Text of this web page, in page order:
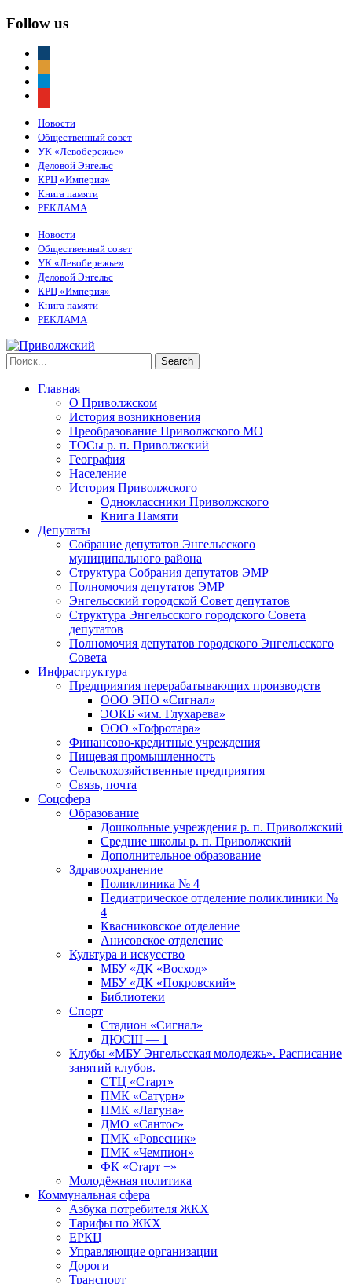
Follow us
Новости
Общественный совет
УК «Левобережье»
Деловой Энгельс
КРЦ «Империя»
Книга памяти
РЕКЛАМА
Новости
Общественный совет
УК «Левобережье»
Деловой Энгельс
КРЦ «Империя»
Книга памяти
РЕКЛАМА
Главная
О Приволжском
История возникновения
Преобразование Приволжского МО
ТОСы р. п. Приволжский
География
Население
История Приволжского
Одноклассники Приволжского
Книга Памяти
Депутаты
Собрание депутатов Энгельсского
муниципального района
Структура Собрания депутатов ЭМР
Полномочия депутатов ЭМР
Энгельсский городской Совет депутатов
Структура Энгельсского городского Совета
депутатов
Полномочия депутатов городского Энгельсского
Совета
Инфраструктура
Предприятия перерабатывающих производств
ООО ЭПО «Сигнал»
ЭОКБ «им. Глухарева»
ООО «Гофротара»
Финансово-кредитные учреждения
Пищевая промышленность
Сельскохозяйственные предприятия
Связь, почта
Соцсфера
Образование
Дошкольные учреждения р. п. Приволжский
Средние школы р. п. Приволжский
Дополнительное образование
Здравоохранение
Поликлиника № 4
Педиатрическое отделение поликлиники №
4
Квасниковское отделение
Анисовское отделение
Культура и искусство
МБУ «ДК «Восход»
МБУ «ДК «Покровский»
Библиотеки
Спорт
Стадион «Сигнал»
ДЮСШ — 1
Клубы «МБУ Энгельсская молодежь». Расписание
занятий клубов.
СТЦ «Старт»
ПМК «Сатурн»
ПМК «Лагуна»
ДМО «Сантос»
ПМК «Ровесник»
ПМК «Чемпион»
ФК «Старт +»
Молодёжная политика
Коммунальная сфера
Азбука потребителя ЖКХ
Тарифы по ЖКХ
ЕРКЦ
Управляющие организации
Дороги
Транспорт